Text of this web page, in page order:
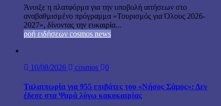
Άνοιξε η πλατφόρμα για την υποβολή αιτήσεων στο
αναβαθμισμένο πρόγραμμα «Τουρισμός για Όλους 2026-
2027», δίνοντας την ευκαιρία...
ροή ειδήσεων cosmos news
10/08/2026 cosmos 0
Ταλαιπωρία για 955 επιβάτες του «Νήσος Σάμος»: Δεν
έδεσε στα Ψαρά λόγω κακοκαιρίας